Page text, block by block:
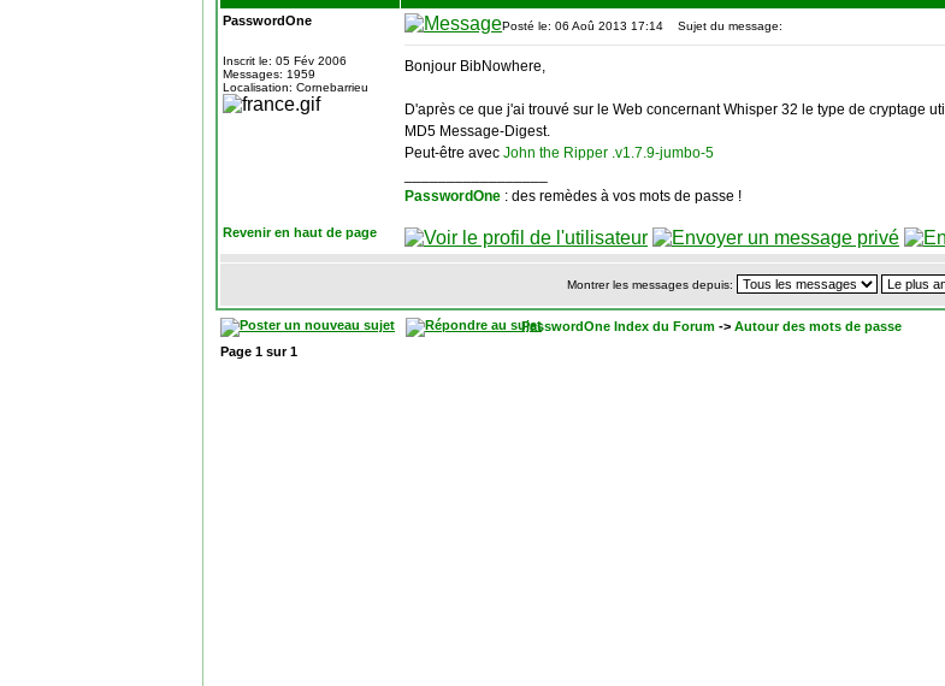
PasswordOne
Inscrit le: 05 Fév 2006
Messages: 1959
Localisation: Cornebarrieu
Posté le: 06 Aoû 2013 17:14 Sujet du message:
Bonjour BibNowhere,
D'après ce que j'ai trouvé sur le Web concernant Whisper 32 le type de cryptage
MD5 Message-Digest.
Peut-être avec John the Ripper .v1.7.9-jumbo-5
PasswordOne : des remèdes à vos mots de passe !
Revenir en haut de page
Montrer les messages depuis:
PasswordOne Index du Forum -> Autour des mots de passe
Page 1 sur1